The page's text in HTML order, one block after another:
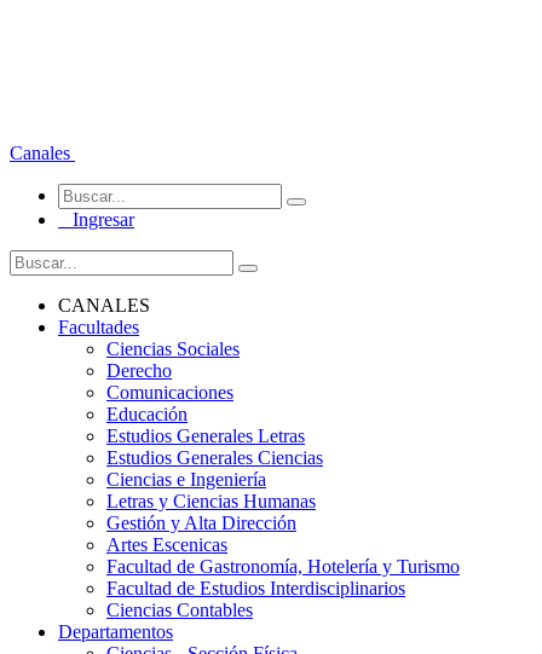
Canales
Ingresar
CANALES
Facultades
Ciencias Sociales
Derecho
Comunicaciones
Educación
Estudios Generales Letras
Estudios Generales Ciencias
Ciencias e Ingeniería
Letras y Ciencias Humanas
Gestión y Alta Dirección
Artes Escenicas
Facultad de Gastronomía, Hotelería y Turismo
Facultad de Estudios Interdisciplinarios
Ciencias Contables
Departamentos